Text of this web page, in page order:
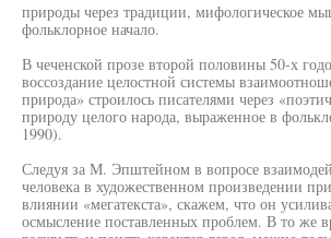
природы через традиции, мифологическое
фольклорное начало.
В чеченской прозе второй половины 50-х
воссоздание целостной системы
природа» строилось писателями через
природу целого народа, выраженное в
1990).
Следуя за М. Эпштейном в вопросе
человека в художественном произведении
влиянии «мегатекста», скажем, что он
осмысление поставленных проблем. В то же